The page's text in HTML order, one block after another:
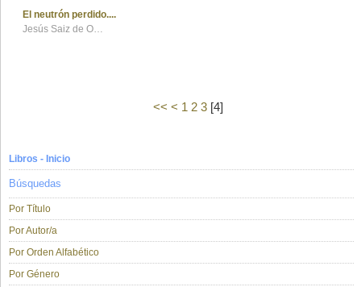
El neutrón perdido.
Jesús Saiz de Omeñaca Tijero
<< < 1 2 3[4]
Libros - Inicio
Búsquedas
Por Título
Por Autor/a
Por Orden Alfabético
Por Género